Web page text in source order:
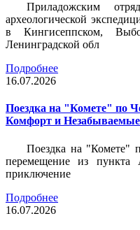
Приладожским
археологической
в Кингисеппском,
Ленинградской обл
Подробнее
16.07.2026
Поездка на "Комете" по
Комфорт и
Поездка на "Комете"
перемещение из
приключение
Подробнее
16.07.2026